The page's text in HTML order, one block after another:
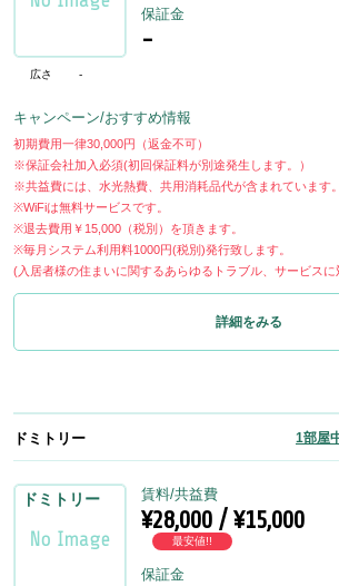
広さ -
保証金
-
キャンペーン/おすすめ情報
初期費用一律30,000円（返金不可）
※保証会社加入必須(初回保証料が別途発生します。）
※共益費には、水光熱費、共用消耗品代が含まれています。
※WiFiは無料サービスです。
※退去費用￥15,000（税別）を頂きます。
※毎月システム利用料1000円(税別)発行致します。
(入居者様の住まいに関するあらゆるトラブル、サービスに
詳細をみる
ドミトリー 1部屋
ドミトリー 賃料/共益費
¥28,000 / ¥15,000
最安値!!
保証金